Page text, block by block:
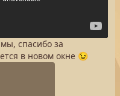
спасибо за
в новом окне 😉